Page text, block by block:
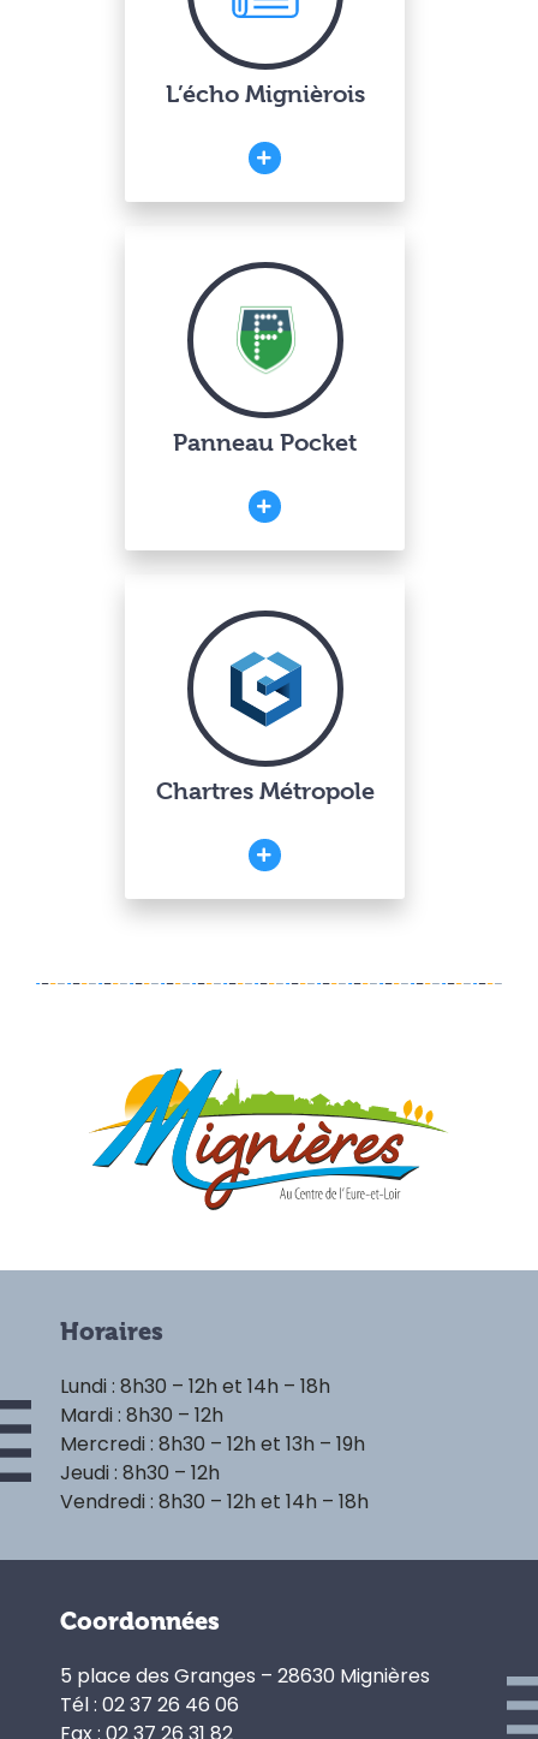
L’écho Mignièrois
Panneau Pocket
Chartres Métropole
Horaires
Lundi : 8h30 – 12h et 14h – 18h
Mardi : 8h30 – 12h
Mercredi : 8h30 – 12h et 13h – 19h
Jeudi : 8h30 – 12h
Vendredi : 8h30 – 12h et 14h – 18h
Coordonnées
5 place des Granges – 28630 Mignières
Tél : 02 37 26 46 06
Fax : 02 37 26 31 82